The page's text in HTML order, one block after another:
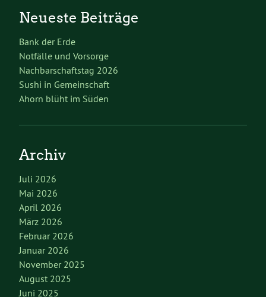
Neueste Beiträge
Bank der Erde
Notfälle und Vorsorge
Nachbarschaftstag 2026
Sushi in Gemeinschaft
Ahorn blüht im Süden
Archiv
Juli 2026
Mai 2026
April 2026
März 2026
Februar 2026
Januar 2026
November 2025
August 2025
Juni 2025